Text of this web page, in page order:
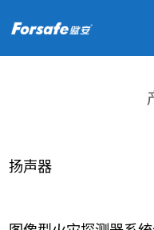
扬声器